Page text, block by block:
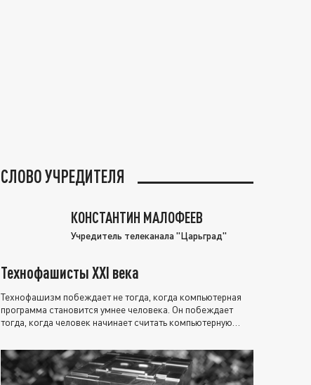
СЛОВО УЧРЕДИТЕЛЯ
КОНСТАНТИН МАЛОФЕЕВ
Учредитель телеканала "Царьград"
Технофашисты XXI века
Технофашизм побеждает не тогда, когда компьютерная
программа становится умнее человека. Он побеждает
тогда, когда человек начинает считать компьютерную